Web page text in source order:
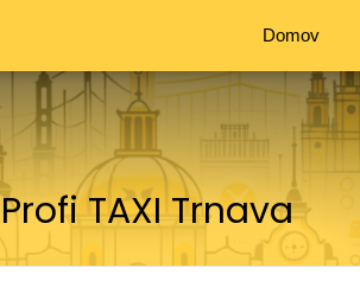
Domov
Profi TAXI Trnava